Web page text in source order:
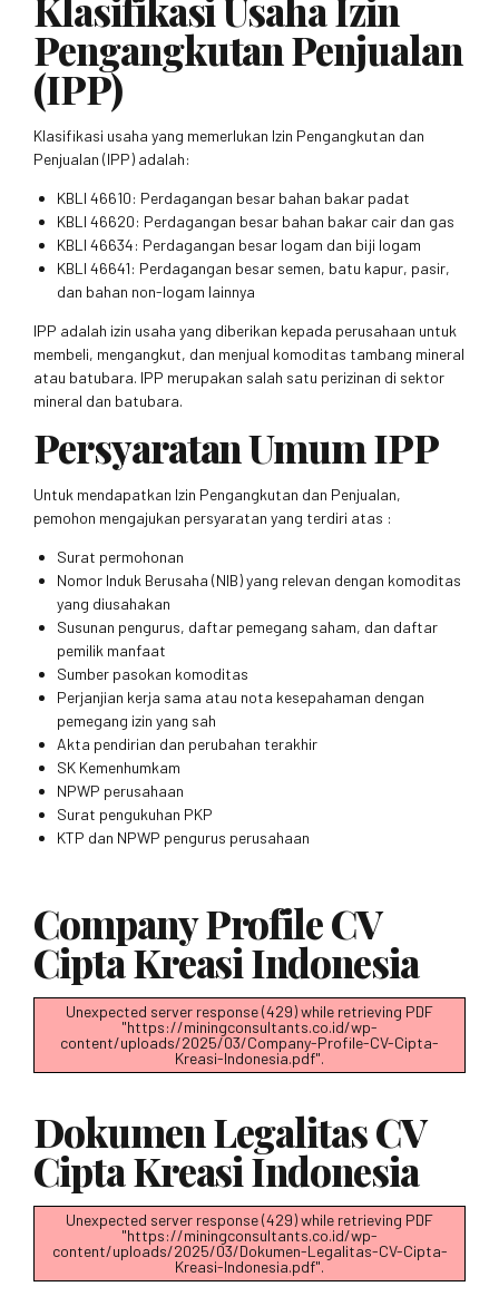
Klasifikasi Usaha Izin
Pengangkutan Penjualan
(IPP)
Klasifikasi usaha yang memerlukan Izin Pengangkutan dan
Penjualan (IPP) adalah:
KBLI 46610: Perdagangan besar bahan bakar padat
KBLI 46620: Perdagangan besar bahan bakar cair dan gas
KBLI 46634: Perdagangan besar logam dan biji logam
KBLI 46641: Perdagangan besar semen, batu kapur, pasir,
dan bahan non-logam lainnya
IPP adalah izin usaha yang diberikan kepada perusahaan untuk
membeli, mengangkut, dan menjual komoditas tambang mineral
atau batubara. IPP merupakan salah satu perizinan di sektor
mineral dan batubara.
Persyaratan Umum IPP
Untuk mendapatkan Izin Pengangkutan dan Penjualan,
pemohon mengajukan persyaratan yang terdiri atas :
Surat permohonan
Nomor Induk Berusaha (NIB) yang relevan dengan komoditas
yang diusahakan
Susunan pengurus, daftar pemegang saham, dan daftar
pemilik manfaat
Sumber pasokan komoditas
Perjanjian kerja sama atau nota kesepahaman dengan
pemegang izin yang sah
Akta pendirian dan perubahan terakhir
SK Kemenhumkam
NPWP perusahaan
Surat pengukuhan PKP
KTP dan NPWP pengurus perusahaan
Company Profile CV
Cipta Kreasi Indonesia
Unexpected server response (429) while retrieving PDF
"https://miningconsultants.co.id/wp-
content/uploads/2025/03/Company-Profile-CV-Cipta-
Kreasi-Indonesia.pdf".
Dokumen Legalitas CV
Cipta Kreasi Indonesia
Unexpected server response (429) while retrieving PDF
"https://miningconsultants.co.id/wp-
content/uploads/2025/03/Dokumen-Legalitas-CV-Cipta-
Kreasi-Indonesia.pdf".